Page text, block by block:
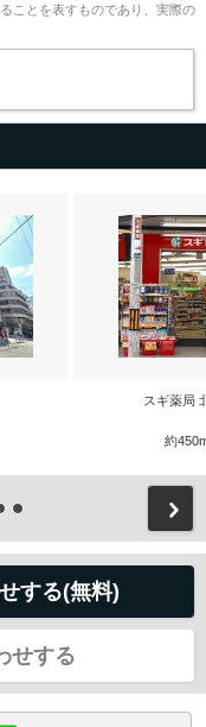
ことを表すものであり、実際の
スギ薬局
約
する(無料)
せする